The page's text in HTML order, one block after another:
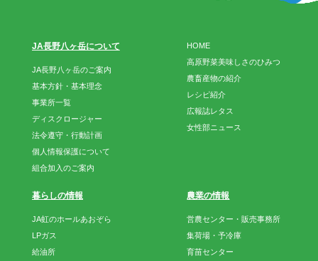
HOME
高原野菜美味しさのひみつ
農畜産物の紹介
レシピ紹介
広報誌レタス
女性部ニュース
JA長野八ヶ岳について
JA長野八ヶ岳のご案内
基本方針・基本理念
事業所一覧
ディスクロージャー
法令遵守・行動計画
個人情報保護について
組合加入のご案内
暮らしの情報
JA虹のホールあおぞら
LPガス
給油所
農業の情報
営農センター・販売事務所
集荷場・予冷庫
育苗センター